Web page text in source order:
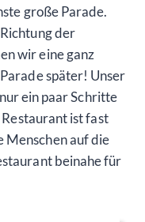
große Parade.
der
wir eine ganz
später! Unser
ein paar Schritte
ist fast
Menschen auf die
beinahe für